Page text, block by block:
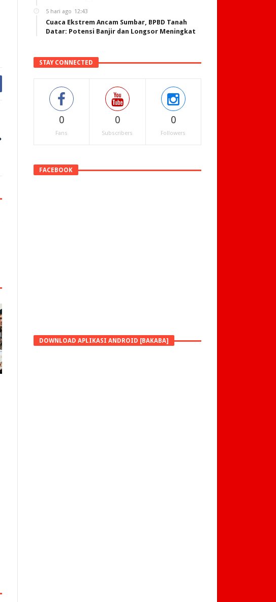
5 hari ago 12:43
Cuaca Ekstrem Ancam Sumbar, BPBD Tanah
Datar: Potensi Banjir dan Longsor Meningkat
STAY CONNECTED
0
Fans
0
Subscribers
0
Followers
FACEBOOK
DOWNLOAD APLIKASI ANDROID [BAKABA]